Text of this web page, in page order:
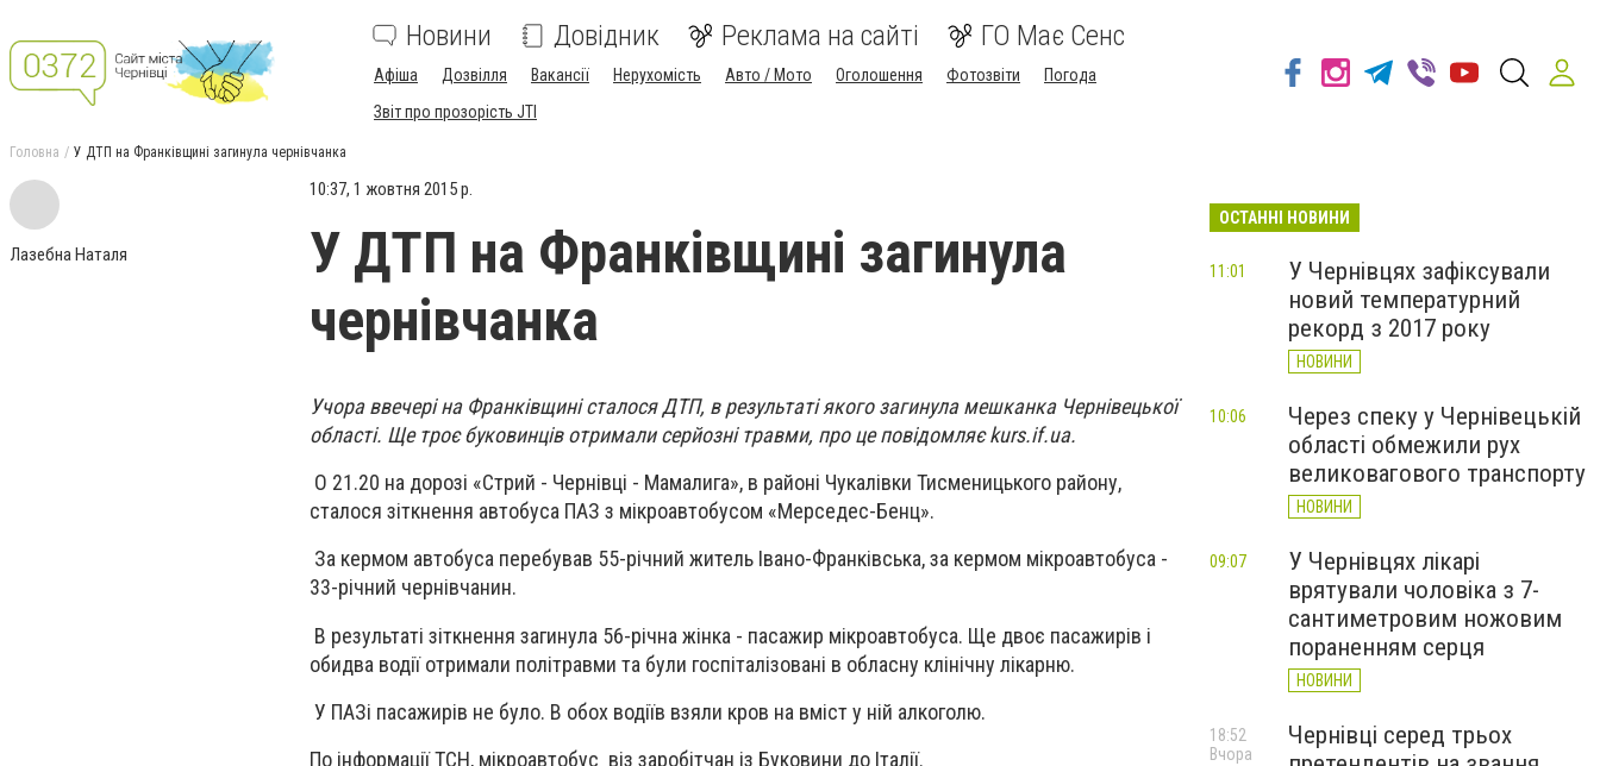
Новини Довідник Реклама на сайті ГО Має Сенс
Афіша Дозвілля Вакансії Нерухомість Авто / Мото Оголошення Фотозвіти
Погода
Звіт про прозорість JTI
Головна У ДТП на Франківщині загинула чернівчанка
Лазебна Наталя
10:37, 1 жовтня 2015 р.
У ДТП на Франківщині загинула
чернівчанка
Учора ввечері на Франківщині сталося ДТП, в результаті якого загинула мешканка Чернівецької
області. Ще троє буковинців отримали серйозні травми, про це повідомляє kurs.if.ua.
О 21.20 на дорозі «Стрий - Чернівці - Мамалига», в районі Чукалівки Тисменицького району,
сталося зіткнення автобуса ПАЗ з мікроавтобусом «Мерседес-Бенц».
За кермом автобуса перебував 55-річний житель Івано-Франківська, за кермом мікроавтобуса -
33-річний чернівчанин.
В результаті зіткнення загинула 56-річна жінка - пасажир мікроавтобуса. Ще двоє пасажирів і
обидва водії отримали політравми та були госпіталізовані в обласну клінічну лікарню.
У ПАЗі пасажирів не було. В обох водіїв взяли кров на вміст у ній алкоголю.
По інформації ТСН, мікроавтобус віз заробітчан із Буковини до Італії.
ОСТАННІ НОВИНИ
У Чернівцях зафіксували
новий температурний
рекорд з 2017 року
НОВИНИ
11:01
Через спеку у Чернівецькій
області обмежили рух
великовагового транспорту
НОВИНИ
10:06
У Чернівцях лікарі
врятували чоловіка з 7-
сантиметровим ножовим
пораненням серця
НОВИНИ
09:07
Чернівці серед трьох
18:52
Вчора